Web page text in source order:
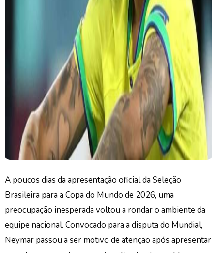
A poucos dias da apresentação oficial da Seleção
Brasileira para a Copa do Mundo de 2026, uma
preocupação inesperada voltou a rondar o ambiente da
equipe nacional. Convocado para a disputa do Mundial,
Neymar passou a ser motivo de atenção após apresentar